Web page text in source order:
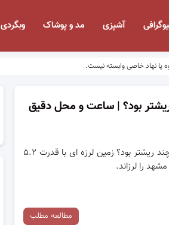
آشپزی مد و پوشاک وبگردی
یا نهاد خاصی وابسته نیست.
بود؟ | ساعت و محل دقیق
:زلزله امروز در مشهد چند ریشتر بود؟ زمین لرزه ای با قدرت ۵.۲
مطالعه مطلب